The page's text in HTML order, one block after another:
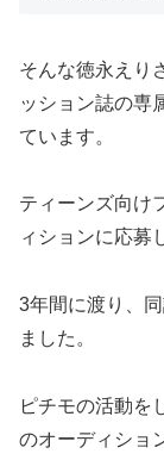
そんな徳永えり
ッション誌の専
ています。
ティーンズ向け
ィションに応募
3年間に渡り、
ました。
ピチモの活動を
のオーディショ